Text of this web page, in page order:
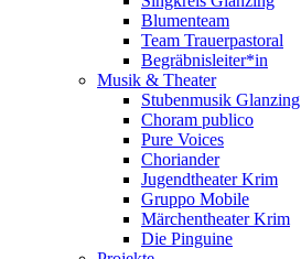
Blumenteam
Team Trauerpastoral
Begräbnisleiter*in
Musik & Theater
Stubenmusik Glanzing
Choram publico
Pure Voices
Choriander
Jugendtheater Krim
Gruppo Mobile
Märchentheater Krim
Die Pinguine